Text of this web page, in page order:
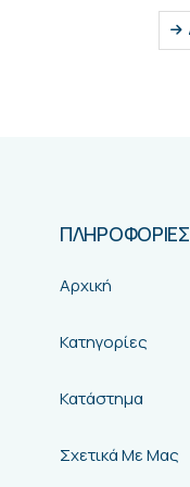
ΠΛΗΡΟΦΟΡΙΕΣ
Αρχική
Κατηγορίες
Κατάστημα
Σχετικά Με Μας